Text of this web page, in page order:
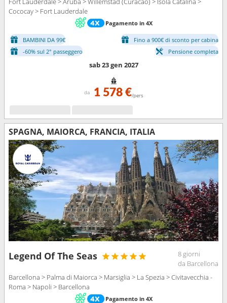
Cococay > Fort Lauderdale
Pagamento in 4X
BAMBINI DA 99€
Fino a 900€ di sconto per cabina
-60% sul 2° passeggero
Pensione completa
sab 23 gen 2027
da 1 578 €/pers
SPAGNA, MAIORCA, FRANCIA, ITALIA
Legend Of The Seas
8 giorni
da Barcellona
Barcellona > Palma di Maiorca > Marsiglia > La Spezia > Civitavecchia -
Roma > Napoli > Barcellona
Pagamento in 4X